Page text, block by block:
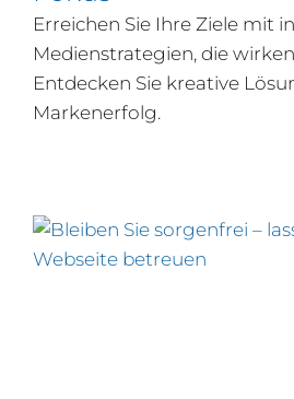
Erreichen Sie Ihre Ziele mit
Medienstrategien, die
Entdecken Sie kreative
Markenerfolg.